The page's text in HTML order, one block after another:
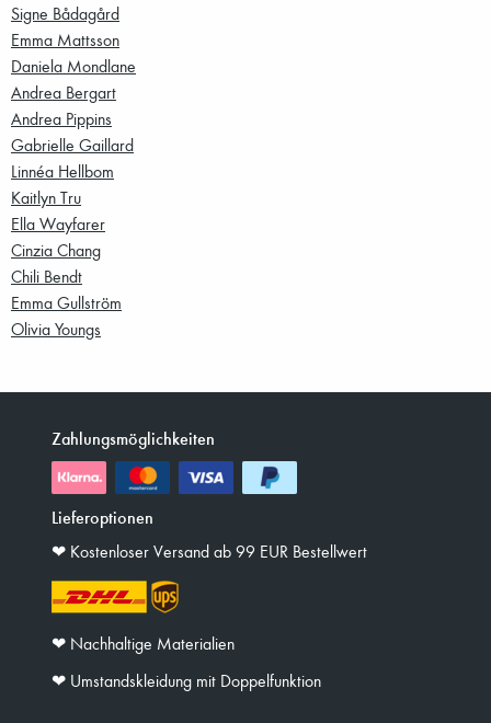
Signe Bådagård
Emma Mattsson
Daniela Mondlane
Andrea Bergart
Andrea Pippins
Gabrielle Gaillard
Linnéa Hellbom
Kaitlyn Tru
Ella Wayfarer
Cinzia Chang
Chili Bendt
Emma Gullström
Olivia Youngs
Zahlungsmöglichkeiten
Lieferoptionen
❤︎ Kostenloser Versand ab 99 EUR Bestellwert
❤︎ Nachhaltige Materialien
❤︎ Umstandskleidung mit Doppelfunktion